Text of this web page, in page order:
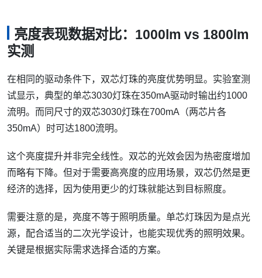
亮度表现数据对比：1000lm vs 1800lm
实测
在相同的驱动条件下，双芯灯珠的亮度优势明显。实验室测
试显示，典型的单芯3030灯珠在350mA驱动时输出约1000
流明。而同尺寸的双芯3030灯珠在700mA（两芯片各
350mA）时可达1800流明。
这个亮度提升并非完全线性。双芯的光效会因为热密度增加
而略有下降。但对于需要高亮度的应用场景，双芯仍然是更
经济的选择，因为使用更少的灯珠就能达到目标照度。
需要注意的是，亮度不等于照明质量。单芯灯珠因为是点光
源，配合适当的二次光学设计，也能实现优秀的照明效果。
关键是根据实际需求选择合适的方案。